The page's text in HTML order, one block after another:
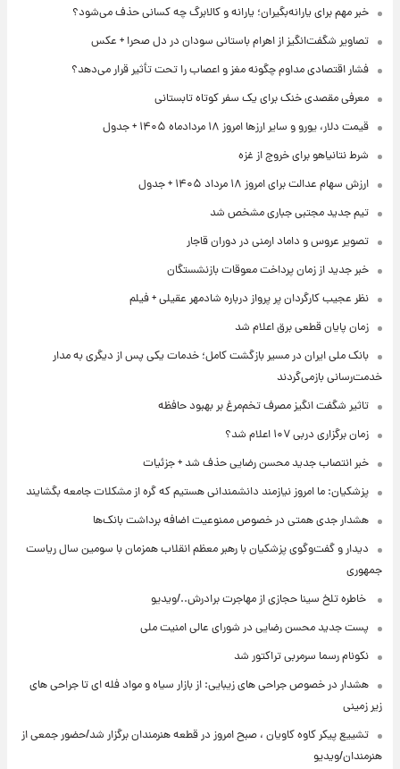
خبر مهم برای یارانه‌بگیران؛ یارانه و کالابرگ چه کسانی حذف می‌شود؟
تصاویر شگفت‌انگیز از اهرام باستانی سودان در دل صحرا + عکس
فشار اقتصادی مداوم چگونه مغز و اعصاب را تحت تأثیر قرار می‌دهد؟
معرفی مقصدی خنک برای یک سفر کوتاه تابستانی
قیمت دلار، یورو و سایر ارزها امروز ۱۸ مردادماه ۱۴۰۵ + جدول
شرط نتانیاهو برای خروج از غزه
ارزش سهام عدالت برای امروز ۱۸ مرداد ۱۴۰۵ + جدول
تیم جدید مجتبی جباری مشخص شد
تصویر عروس و داماد ارمنی در دوران قاجار
خبر جدید از زمان پرداخت معوقات بازنشستگان
نظر عجیب کارگردان پر پرواز درباره شادمهر عقیلی + فیلم
زمان پایان قطعی برق اعلام شد
بانک ملی ایران در مسیر بازگشت کامل؛ خدمات یکی پس از دیگری به مدار
خدمت‌رسانی بازمی‌گردند
تاثیر شگفت انگیز مصرف تخم‌مرغ بر بهبود حافظه
زمان برگزاری دربی ۱۰۷ اعلام شد؟
خبر انتصاب جدید محسن رضایی حذف شد + جزئیات
پزشکیان: ما امروز نیازمند دانشمندانی هستیم که گره از مشکلات جامعه بگشایند
هشدار جدی همتی در خصوص ممنوعیت اضافه ‌برداشت بانک‌ها
دیدار و گفت‌وگوی پزشکیان با رهبر معظم انقلاب همزمان با سومین سال ریاست
جمهوری
⁨ خاطره تلخ سینا حجازی از مهاجرت برادرش../ویدیو
پست جدید محسن رضایی در شورای عالی امنیت ملی
نکونام رسما سرمربی تراکتور شد
هشدار در خصوص جراحی های زیبایی: از بازار سیاه و مواد فله ای تا جراحی های
زیر زمینی
تشییع پیکر کاوه کاویان ، صبح امروز در قطعه هنرمندان برگزار شد/حضور جمعی از
هنرمندان/ویدیو